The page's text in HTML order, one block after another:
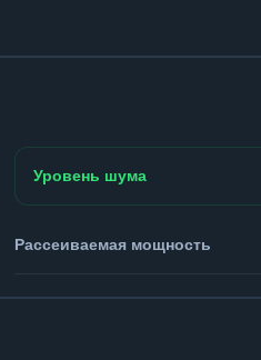
Уровень шума
Рассеиваемая мощность